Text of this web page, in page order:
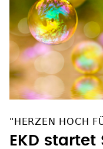
"HERZEN HOCH